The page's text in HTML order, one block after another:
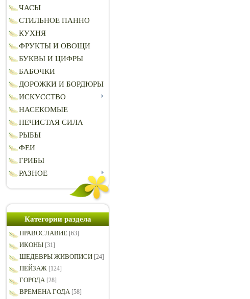
ЧАСЫ
СТИЛЬНОЕ ПАННО
КУХНЯ
ФРУКТЫ И ОВОЩИ
БУКВЫ И ЦИФРЫ
БАБОЧКИ
ДОРОЖКИ И БОРДЮРЫ
ИСКУССТВО
НАСЕКОМЫЕ
НЕЧИСТАЯ СИЛА
РЫБЫ
ФЕИ
ГРИБЫ
РАЗНОЕ
Категории раздела
ПРАВОСЛАВИЕ [63]
ИКОНЫ [31]
ШЕДЕВРЫ ЖИВОПИСИ [24]
ПЕЙЗАЖ [124]
ГОРОДА [28]
ВРЕМЕНА ГОДА [58]